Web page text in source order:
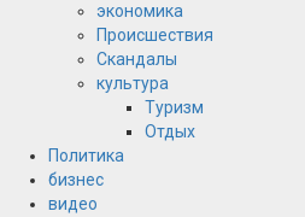
экономика
Происшествия
Скандалы
культура
Туризм
Отдых
Политика
бизнес
видео